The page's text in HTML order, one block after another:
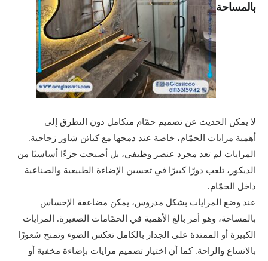
بالمساحة
لا يمكن الحديث عن تصميم حمّام متكامل دون التطرق إلى
أهمية مرايات الحمّام، خاصة عند دمجها مع كبائن شاور زجاجية.
المرايات لم تعد مجرد عنصر وظيفي، بل أصبحت جزءًا أساسيًا من
الديكور، تلعب دورًا كبيرًا في تحسين الإضاءة الطبيعية والصناعية
داخل الحمّام.
عند وضع المرايات بشكل مدروس، يمكن مضاعفة الإحساس
بالمساحة، وهو أمر بالغ الأهمية في الحمّامات الصغيرة. المرايات
الكبيرة أو الممتدة على الجدار بالكامل تعكس الضوء وتمنح شعورًا
بالاتساع والراحة. كما أن اختيار تصميم مرايات بإضاءة مخفية أو